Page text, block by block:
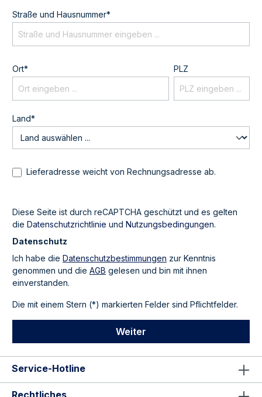
Straße und Hausnummer*
Ort* PLZ
Land*
Lieferadresse weicht von Rechnungsadresse ab.
Diese Seite ist durch reCAPTCHA geschützt und es gelten
die Datenschutzrichtlinie und Nutzungsbedingungen.
Datenschutz
Ich habe die Datenschutzbestimmungen zur Kenntnis
genommen und die AGB gelesen und bin mit ihnen
einverstanden.
Die mit einem Stern (*) markierten Felder sind Pflichtfelder.
Weiter
Service-Hotline
Rechtliches